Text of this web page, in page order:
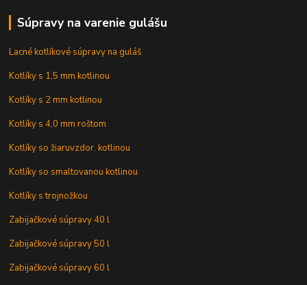
Súpravy na varenie gulášu
Lacné kotlíkové súpravy na guláš
Kotlíky s 1,5 mm kotlinou
Kotlíky s 2 mm kotlinou
Kotlíky s 4,0 mm roštom
Kotlíky so žiaruvzdor. kotlinou
Kotlíky so smaltovanou kotlinou
Kotlíky s trojnožkou
Zabijačkové súpravy 40 l
Zabijačkové súpravy 50 l
Zabijačkové súpravy 60 l